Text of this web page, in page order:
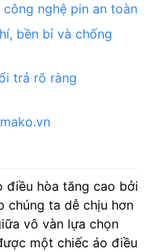
nghệ pin an toàn
bền bỉ và chống
trả rõ ràng
điều hòa tăng cao bởi
chúng ta dễ chịu hơn
vô vàn lựa chọn
một chiếc áo điều